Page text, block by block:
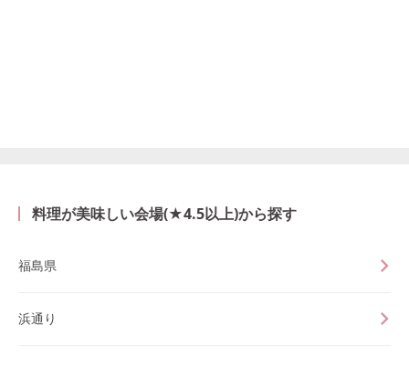
料理が美味しい会場(★4.5以上)から探す
福島県
浜通り